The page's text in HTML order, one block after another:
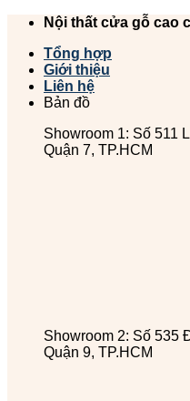
Chuyển
dung
Nội thất cửa gỗ cao
Tổng hợp
Giới thiệu
Liên hệ
Bản đồ
Showroom 1: Số 511
Quận 7, TP.HCM
Showroom 2: Số 535
Quận 9, TP.HCM